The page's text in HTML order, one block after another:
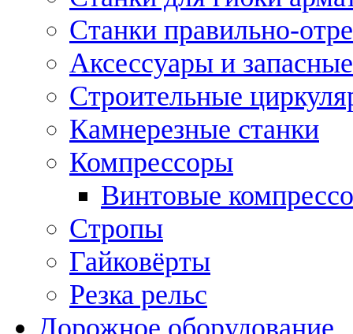
Станки правильно-
Аксессуары и
Строительные
Камнерезные станки
Компрессоры
Винтовые
Стропы
Гайковёрты
Резка рельс
Дорожное оборудование